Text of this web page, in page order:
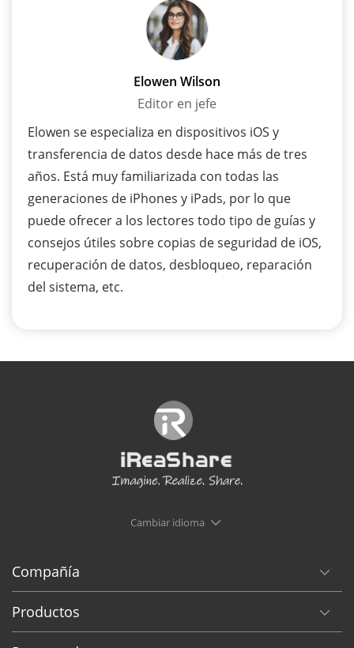
Elowen Wilson
Editor en jefe
Elowen se especializa en dispositivos iOS y
transferencia de datos desde hace más de tres
años. Está muy familiarizada con todas las
generaciones de iPhones y iPads, por lo que
puede ofrecer a los lectores todo tipo de guías y
consejos útiles sobre copias de seguridad de iOS,
recuperación de datos, desbloqueo, reparación
del sistema, etc.
Cambiar idioma
Compañía
Productos